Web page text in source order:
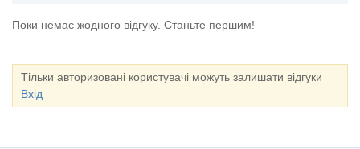
Поки немає жодного відгуку. Станьте першим!
Тільки авторизовані користувачі можуть залишати відгуки
Вхід